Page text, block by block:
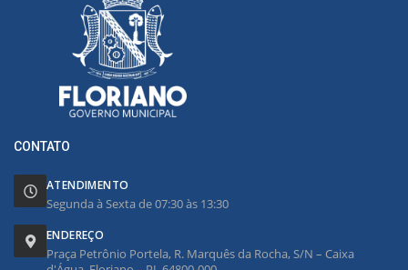
CONTATO
ATENDIMENTO
Segunda à Sexta de 07:30 às 13:30
ENDEREÇO
Praça Petrônio Portela, R. Marquês da Rocha, S/N – Caixa